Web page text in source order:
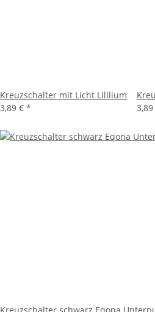
Kreuzschalter mit Licht Lilllium
3,89 € *